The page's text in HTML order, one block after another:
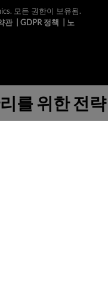
모든 권한이 보유됨.
관| GDPR 정책
노
를 위한 전략